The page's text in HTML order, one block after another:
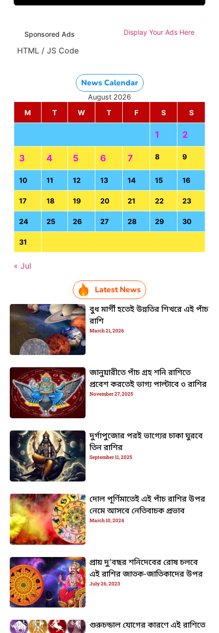
Sponsored Ads Display Your Ads Here
HTML / JS Code
News Calendar
August 2026
M
T W T F S S
1 2
3 4 5 6 7 8 9
10 11 12 13 14 15 16
17 18 19 20 21 22 23
24 25 26 27 28 29 30
31
« Jul
Latest News
বুধ মার্গী হতেই উন্নতির শিখরে এই পাঁচ
রাশি
March 21, 2026
জানুয়ারীতে পাঁচ গ্রহ শনি রাশিতে
প্রবেশ করতেই ভাগ্য পাল্টাবে ৩ রাশির
November 27, 2025
দুর্গাপুজোর পরই ভাগ্যের চাকা ঘুরবে
তিন রাশির
September 11, 2025
দোল পূর্ণিমাতেই এই পাঁচ রাশির উপর
নেমে আসবে নেতিবাচক প্রভাব
March 10, 2024
প্রায় দু’বছর শনিদেবের রোষ চলবে
এই রাশির জাতক-জাতিকাদের উপর
July 26, 2023
গুরুচন্ডাল যোগের কারণে এই রাশিতে